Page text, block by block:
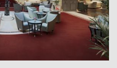
noch König.
internationale
das Herz begehrt.